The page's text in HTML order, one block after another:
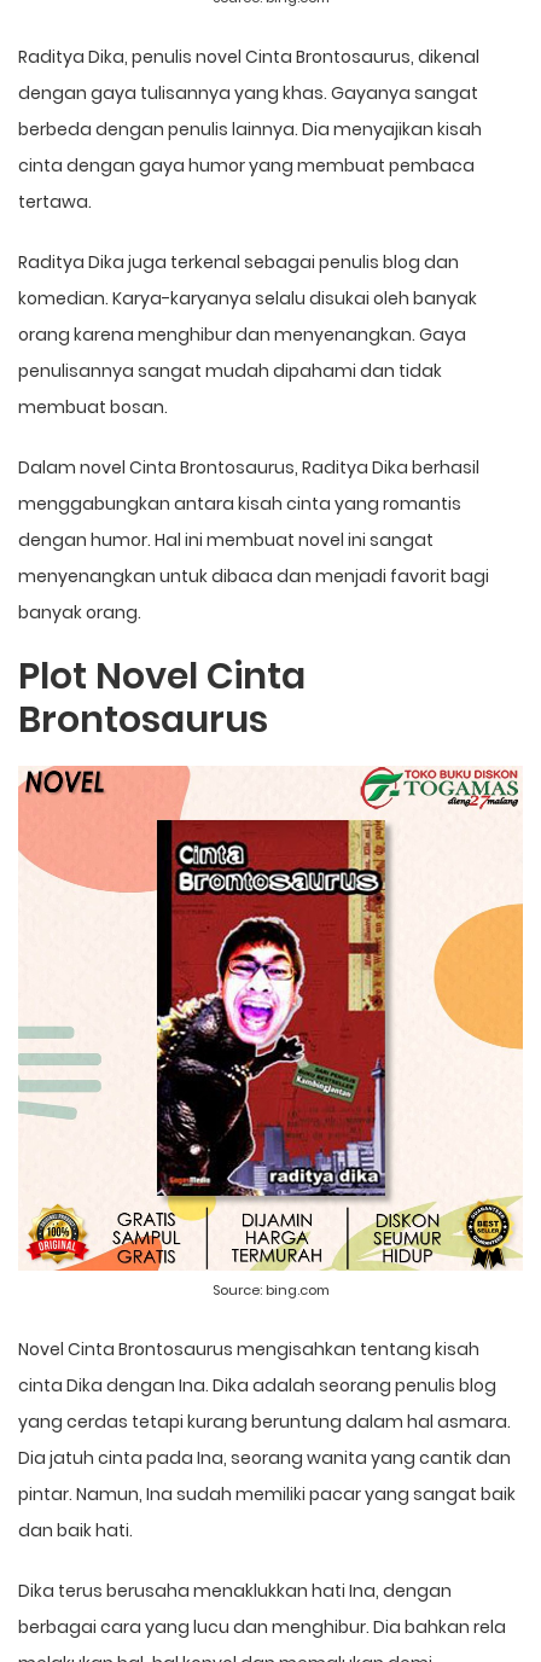
Raditya Dika, penulis novel Cinta Brontosaurus, dikenal
dengan gaya tulisannya yang khas. Gayanya sangat
berbeda dengan penulis lainnya. Dia menyajikan kisah
cinta dengan gaya humor yang membuat pembaca
tertawa.
Raditya Dika juga terkenal sebagai penulis blog dan
komedian. Karya-karyanya selalu disukai oleh banyak
orang karena menghibur dan menyenangkan. Gaya
penulisannya sangat mudah dipahami dan tidak
membuat bosan.
Dalam novel Cinta Brontosaurus, Raditya Dika berhasil
menggabungkan antara kisah cinta yang romantis
dengan humor. Hal ini membuat novel ini sangat
menyenangkan untuk dibaca dan menjadi favorit bagi
banyak orang.
Plot Novel Cinta
Brontosaurus
Source: bing.com
Novel Cinta Brontosaurus mengisahkan tentang kisah
cinta Dika dengan Ina. Dika adalah seorang penulis blog
yang cerdas tetapi kurang beruntung dalam hal asmara.
Dia jatuh cinta pada Ina, seorang wanita yang cantik dan
pintar. Namun, Ina sudah memiliki pacar yang sangat baik
dan baik hati.
Dika terus berusaha menaklukkan hati Ina, dengan
berbagai cara yang lucu dan menghibur. Dia bahkan rela